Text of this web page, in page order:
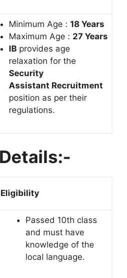
Minimum Age : 18 Years
Maximum Age : 27 Years
IB provides age
relaxation for the
Security
Assistant Recruitment
position as per their
regulations.
Eligibility
Passed 10th class
and must have
knowledge of the
local language.